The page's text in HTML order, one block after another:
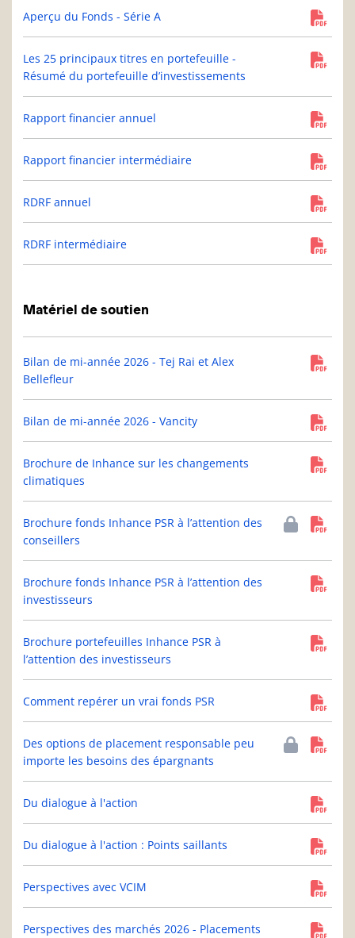
Aperçu du Fonds - Série A
Les 25 principaux titres en portefeuille -
Résumé du portefeuille d’investissements
Rapport financier annuel
Rapport financier intermédiaire
RDRF annuel
RDRF intermédiaire
Matériel de soutien
Bilan de mi-année 2026 - Tej Rai et Alex
Bellefleur
Bilan de mi-année 2026 - Vancity
Brochure de Inhance sur les changements
climatiques
Brochure fonds Inhance PSR à l’attention des
conseillers
Brochure fonds Inhance PSR à l’attention des
investisseurs
Brochure portefeuilles Inhance PSR à
l’attention des investisseurs
Comment repérer un vrai fonds PSR
Des options de placement responsable peu
importe les besoins des épargnants
Du dialogue à l'action
Du dialogue à l'action : Points saillants
Perspectives avec VCIM
Perspectives des marchés 2026 - Placements